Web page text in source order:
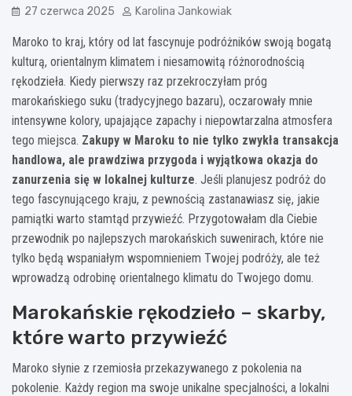
27 czerwca 2025 Karolina Jankowiak
Maroko to kraj, który od lat fascynuje podróżników swoją bogatą
kulturą, orientalnym klimatem i niesamowitą różnorodnością
rękodzieła. Kiedy pierwszy raz przekroczyłam próg
marokańskiego suku (tradycyjnego bazaru), oczarowały mnie
intensywne kolory, upajające zapachy i niepowtarzalna atmosfera
tego miejsca. Zakupy w Maroku to nie tylko zwykła transakcja
handlowa, ale prawdziwa przygoda i wyjątkowa okazja do
zanurzenia się w lokalnej kulturze. Jeśli planujesz podróż do
tego fascynującego kraju, z pewnością zastanawiasz się, jakie
pamiątki warto stamtąd przywieźć. Przygotowałam dla Ciebie
przewodnik po najlepszych marokańskich suwenirach, które nie
tylko będą wspaniałym wspomnieniem Twojej podróży, ale też
wprowadzą odrobinę orientalnego klimatu do Twojego domu.
Marokańskie rękodzieło – skarby,
które warto przywieźć
Maroko słynie z rzemiosła przekazywanego z pokolenia na
pokolenie. Każdy region ma swoje unikalne specjalności, a lokalni